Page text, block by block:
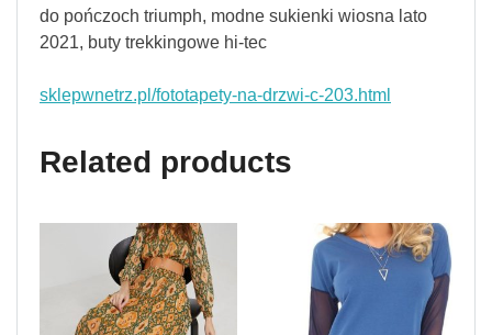
do pończoch triumph, modne sukienki wiosna lato
2021, buty trekkingowe hi-tec
sklepwnetrz.pl/fototapety-na-drzwi-c-203.html
Related products